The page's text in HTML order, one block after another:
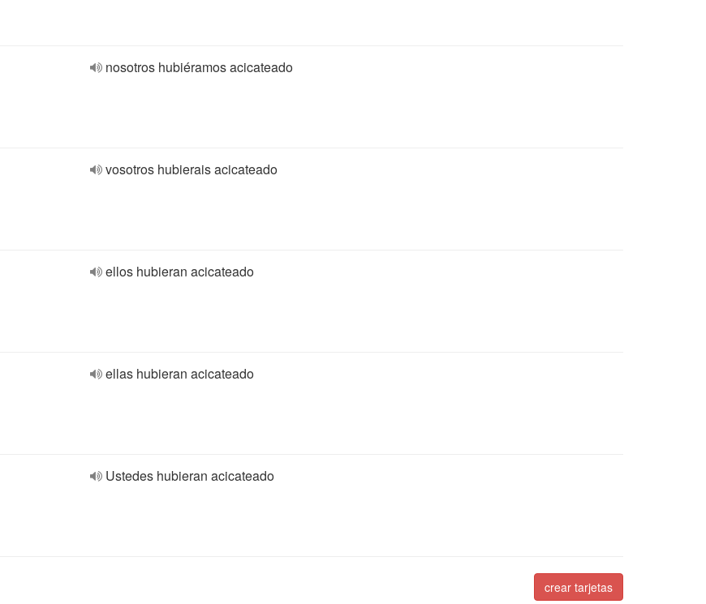
nosotros hubiéramos acicateado
vosotros hubierais acicateado
ellos hubieran acicateado
ellas hubieran acicateado
Ustedes hubieran acicateado
crear tarjetas